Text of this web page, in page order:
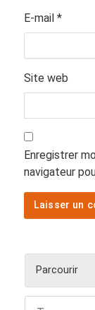
E-mail *
Site web
Enregistrer
navigateur
Parcourir